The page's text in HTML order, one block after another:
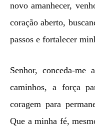
novo amanhecer,
coração aberto,
passos e fortalecer
Senhor, conceda-me
caminhos, a força
coragem para
Que a minha fé,